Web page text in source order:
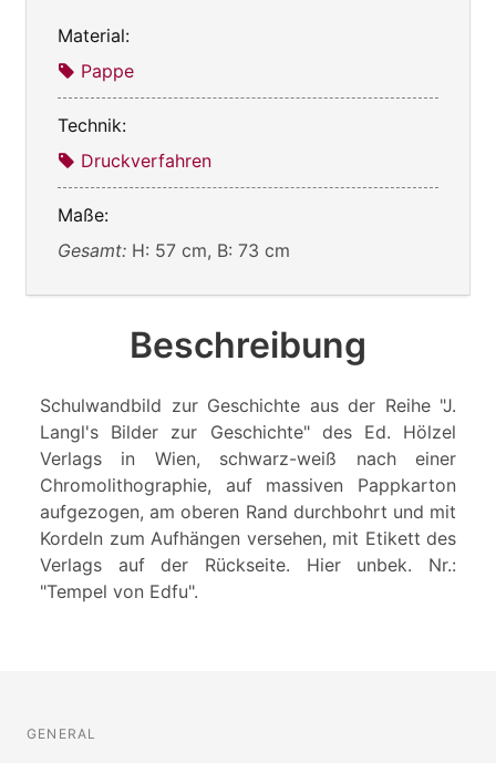
Material:
Pappe
Technik:
Druckverfahren
Maße:
Gesamt: H: 57 cm, B: 73 cm
Beschreibung
Schulwandbild zur Geschichte aus der Reihe "J.
Langl's Bilder zur Geschichte" des Ed. Hölzel
Verlags in Wien, schwarz-weiß nach einer
Chromolithographie, auf massiven Pappkarton
aufgezogen, am oberen Rand durchbohrt und mit
Kordeln zum Aufhängen versehen, mit Etikett des
Verlags auf der Rückseite. Hier unbek. Nr.:
"Tempel von Edfu".
GENERAL